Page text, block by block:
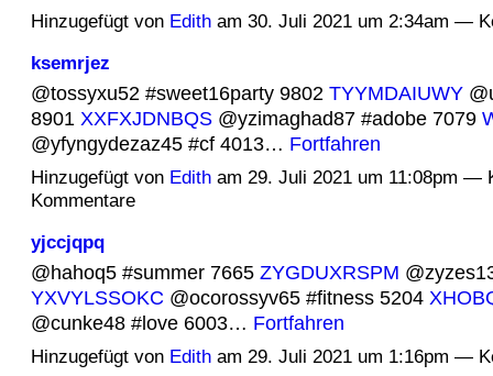
Hinzugefügt von Editham 30. Juli 2021 um 2:34am —
ksemrjez
@tossyxu52 #sweet16party 9802 TYYMDAIUWY
8901 XXFXJDNBQS@yzimaghad87 #adobe 7079
@yfyngydezaz45 #cf 4013… Fortfahren
Hinzugefügt von Editham 29. Juli 2021 um 11:08pm —
Kommentare
yjccjqpq
@hahoq5 #summer 7665 ZYGDUXRSPM
YXVYLSSOKC @ocorossyv65 #fitness 5204
@cunke48 #love 6003… Fortfahren
Hinzugefügt von Editham 29. Juli 2021 um 1:16pm —